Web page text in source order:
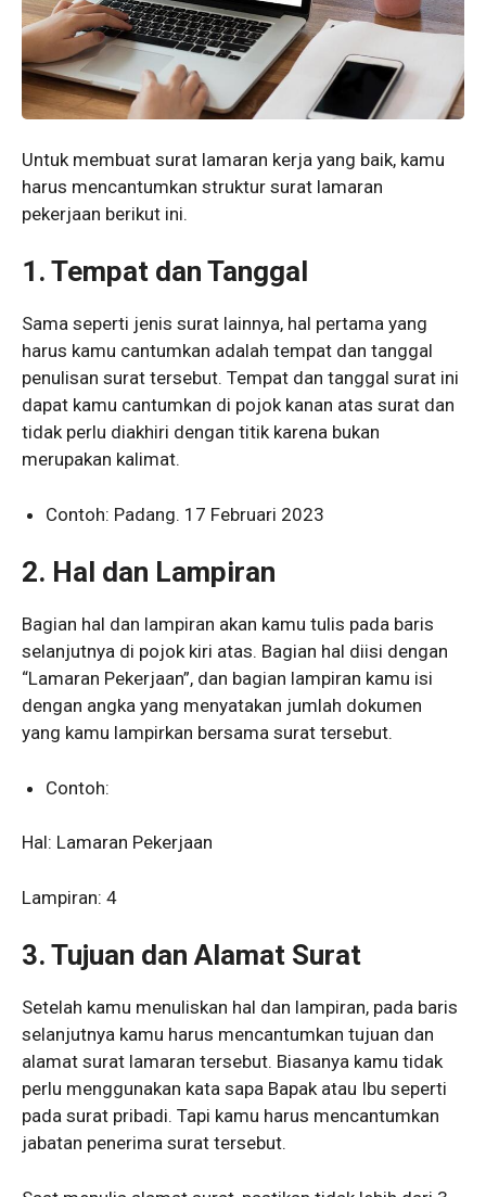
Untuk membuat surat lamaran kerja yang baik, kamu
harus mencantumkan struktur surat lamaran
pekerjaan berikut ini.
1. Tempat dan Tanggal
Sama seperti jenis surat lainnya, hal pertama yang
harus kamu cantumkan adalah tempat dan tanggal
penulisan surat tersebut. Tempat dan tanggal surat ini
dapat kamu cantumkan di pojok kanan atas surat dan
tidak perlu diakhiri dengan titik karena bukan
merupakan kalimat.
Contoh: Padang. 17 Februari 2023
2. Hal dan Lampiran
Bagian hal dan lampiran akan kamu tulis pada baris
selanjutnya di pojok kiri atas. Bagian hal diisi dengan
“Lamaran Pekerjaan”, dan bagian lampiran kamu isi
dengan angka yang menyatakan jumlah dokumen
yang kamu lampirkan bersama surat tersebut.
Contoh:
Hal: Lamaran Pekerjaan
Lampiran: 4
3. Tujuan dan Alamat Surat
Setelah kamu menuliskan hal dan lampiran, pada baris
selanjutnya kamu harus mencantumkan tujuan dan
alamat surat lamaran tersebut. Biasanya kamu tidak
perlu menggunakan kata sapa Bapak atau Ibu seperti
pada surat pribadi. Tapi kamu harus mencantumkan
jabatan penerima surat tersebut.